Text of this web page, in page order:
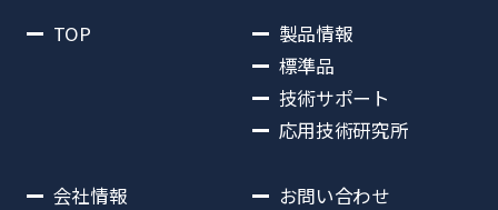
TOP
製品情報
標準品
技術サポート
応用技術研究所
会社情報
お問い合わせ